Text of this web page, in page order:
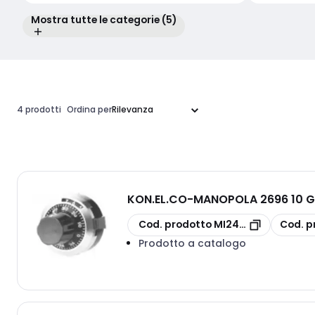
Mostra tutte le categorie (5)
4 prodotti Ordina per
KON.EL.CO-MANOPOLA 2696 10
copia
Cod. prodotto MI24800000copia
Cod.
Prodotto a catalogo